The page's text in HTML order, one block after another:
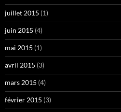
juillet 2015 (1)
juin 2015 (4)
mai 2015 (1)
avril 2015 (3)
mars 2015 (4)
février 2015 (3)